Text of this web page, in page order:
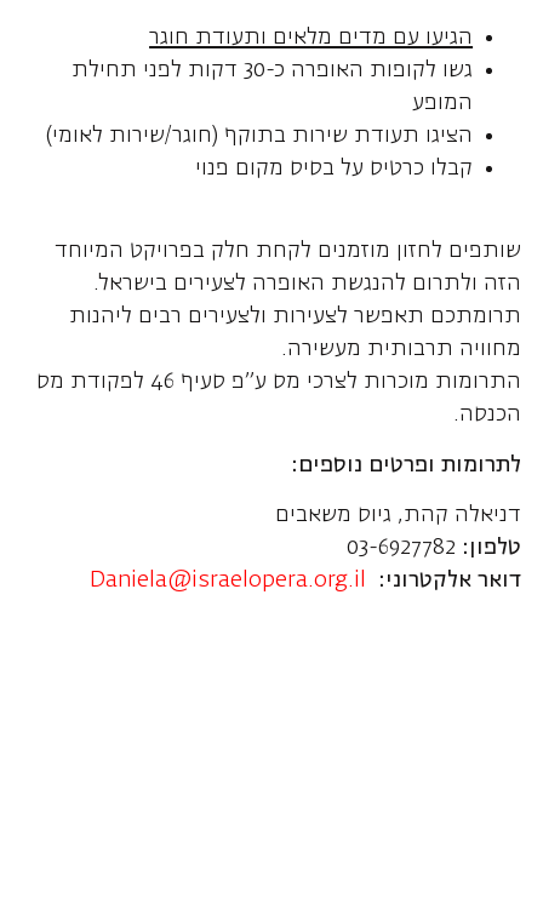
הגיעו עם מדים מלאים ותעודת חוגר
גשו לקופות האופרה כ-30 דקות לפני תחילת
המופע
הציגו תעודת שירות בתוקף (חוגר/שירות לאומי)
קבלו כרטיס על בסיס מקום פנוי
שותפים לחזון מוזמנים לקחת חלק בפרויקט המיוחד
הזה ולתרום להנגשת האופרה לצעירים בישראל.
תרומתכם תאפשר לצעירות ולצעירים רבים ליהנות
מחוויה תרבותית מעשירה.
התרומות מוכרות לצרכי מס ע"פ סעיף 46 לפקודת מס
הכנסה.
לתרומות ופרטים נוספים :
דניאלה קהת, גיוס משאבים
טלפון: 03-6927782
דואר אלקטרוני:
Daniela@israelopera.org.il